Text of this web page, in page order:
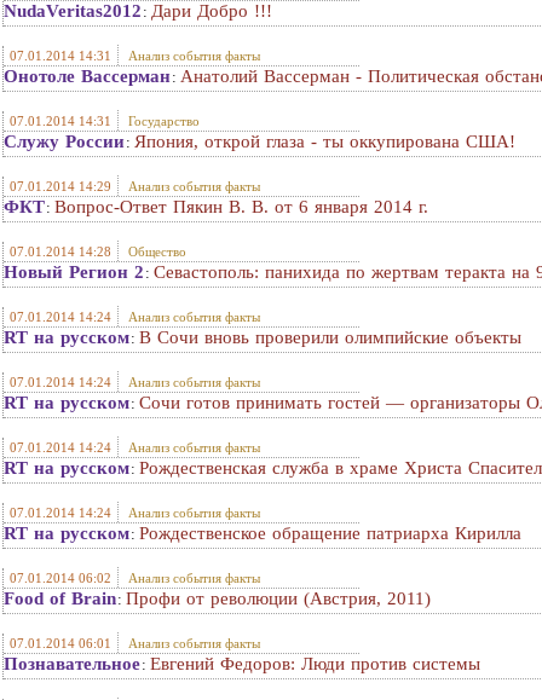
NudaVeritas2012 : Дари Добро !!!
07.01.2014 14:31 Анализ события факты
Онотоле Вассерман: Анатолий Вассерман - Политическая
07.01.2014 14:31 Государство
Служу России: Япония, открой глаза - ты оккупирована США!
07.01.2014 14:29 Анализ события факты
ФКТ: Вопрос-Ответ Пякин В. В. от 6 января 2014 г.
07.01.2014 14:28 Общество
Новый Регион 2 : Севастополь: панихида по жертвам теракта на
07.01.2014 14:24 Анализ события факты
RT на русском: В Сочи вновь проверили олимпийские объекты
07.01.2014 14:24 Анализ события факты
RT на русском: Сочи готов принимать гостей — организаторы
07.01.2014 14:24 Анализ события факты
RT на русском: Рождественская служба в храме Христа
07.01.2014 14:24 Анализ события факты
RT на русском: Рождественское обращение патриарха Кирилла
07.01.2014 06:02 Анализ события факты
Food of Brain: Профи от революции (Австрия, 2011)
07.01.2014 06:01 Анализ события факты
Познавательное: Евгений Федоров: Люди против системы